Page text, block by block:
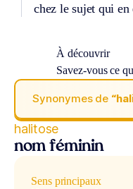
chez le sujet qui en
À découvrir
Savez-vous ce
Synonymes de
halitose
nom féminin
Sens principaux